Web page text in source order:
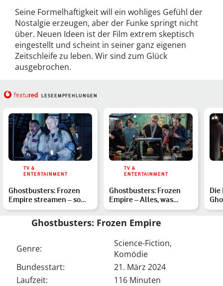
Seine Formelhaftigkeit will ein wohliges Gefühl der
Nostalgie erzeugen, aber der Funke springt nicht
über. Neuen Ideen ist der Film extrem skeptisch
eingestellt und scheint in seiner ganz eigenen
Zeitschleife zu leben. Wir sind zum Glück
ausgebrochen.
featured LESEEMPFEHLUNGEN
TV &
ENTERTAINMENT
Ghostbusters: Frozen
Empire streamen – so
holst Du Dir die Geiste…
TV &
ENTERTAINMENT
Ghostbusters: Frozen
Empire – Alles, was
bisher zu Ghostbusters:
Die
Ghostbusters: Frozen Empire
Genre:
Science-Fiction,
Komödie
Bundesstart:
21. März 2024
Laufzeit:
116 Minuten